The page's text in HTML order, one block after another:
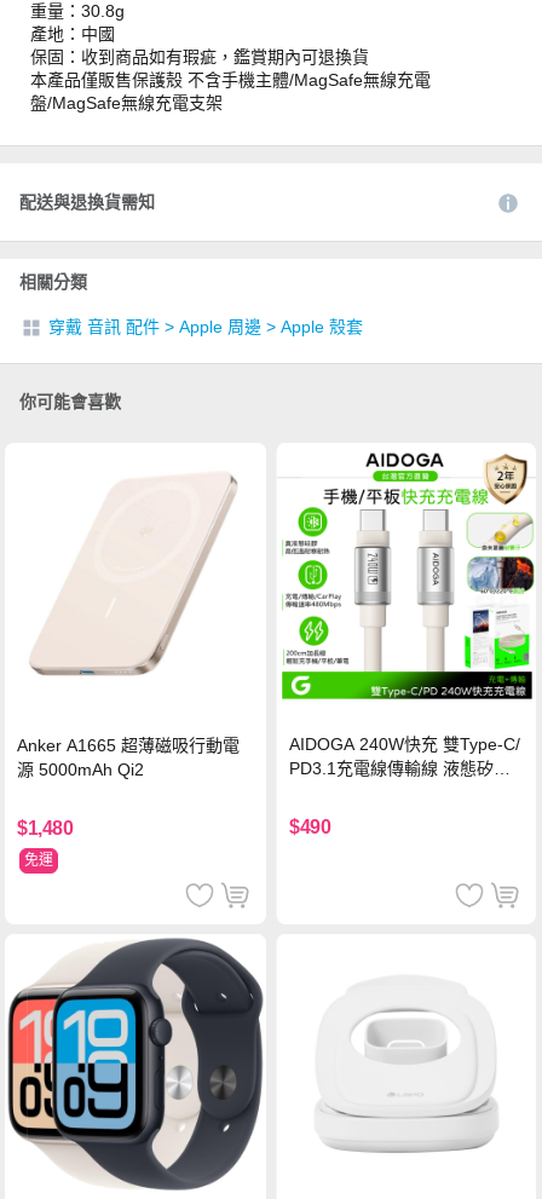
重量：30.8g
產地：中國
保固：收到商品如有瑕疵，鑑賞期內可退換貨
本產品僅販售保護殼 不含手機主體/MagSafe無線充電
盤/MagSafe無線充電支架
配送與退換貨需知
相關分類
穿戴 音訊 配件 > Apple 周邊 > Apple 殼套
你可能會喜歡
Anker A1665 超薄磁吸行動電
源 5000mAh Qi2
$1,480
免運
AIDOGA 240W快充 雙Type-C/
PD3.1充電線傳輸線 液態矽膠
機/平板/筆電
$490